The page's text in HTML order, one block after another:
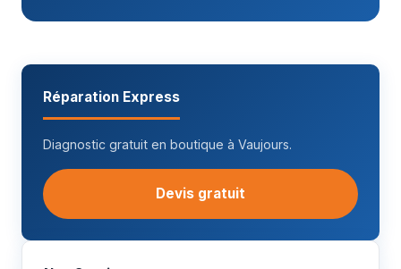
Réparation Express
Diagnostic gratuit en boutique à Vaujours.
Devis gratuit